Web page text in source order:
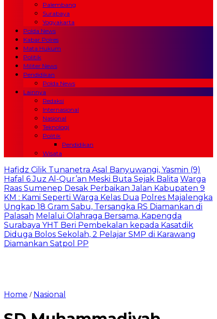
Palembang
Surabaya
Yogyakarta
Polda News
Kabar Polres
Mata Hukum
Politik
Militer News
Pendidikan
Polda News
Lainnya
Redaksi
Internasional
Nasional
Teknologi
Politik
Pendidikan
Wisata
Hafidz Cilik Tunanetra Asal Banyuwangi, Yasmin (9)
Hafal 6 Juz Al-Qur’an Meski Buta Sejak Balita Warga
Raas Sumenep Desak Perbaikan Jalan Kabupaten 9
KM : Kami Seperti Warga Kelas Dua Polres Majalengka
Ungkap 18 Gram Sabu, Tersangka RS Diamankan di
Palasah Melalui Olahraga Bersama, Kapengda
Surabaya YHT Beri Pembekalan kepada Kasatdik
Diduga Bolos Sekolah, 2 Pelajar SMP di Karawang
Diamankan Satpol PP
Home / Nasional